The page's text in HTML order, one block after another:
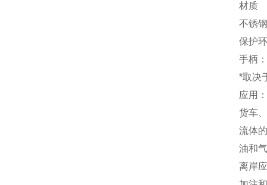
材质
不锈
保护
手柄
*取决
应用：
货车
流体
油和气
离岸